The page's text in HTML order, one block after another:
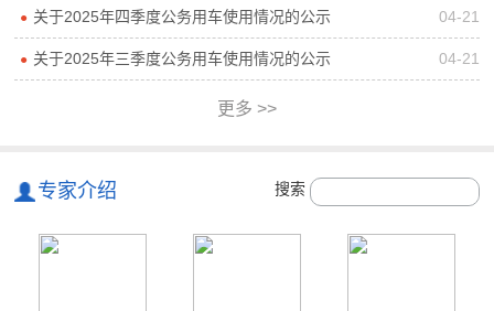
● 关于2025年四季度公务用车使用情况的公示 04-21
● 关于2025年三季度公务用车使用情况的公示 04-21
更多 >>
专家介绍 搜索